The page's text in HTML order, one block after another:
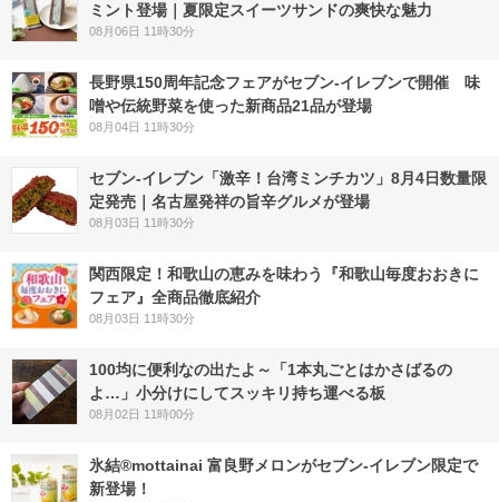
ミント登場｜夏限定スイーツサンドの爽快な魅力
08月06日 11時30分
長野県150周年記念フェアがセブン-イレブンで開催 味
噌や伝統野菜を使った新商品21品が登場
08月04日 11時30分
セブン-イレブン「激辛！台湾ミンチカツ」8月4日数量限
定発売｜名古屋発祥の旨辛グルメが登場
08月03日 11時30分
関西限定！和歌山の恵みを味わう『和歌山毎度おおきに
フェア』全商品徹底紹介
08月03日 11時30分
100均に便利なの出たよ～「1本丸ごとはかさばるの
よ…」小分けにしてスッキリ持ち運べる板
08月02日 11時00分
氷結®mottainai 富良野メロンがセブン‐イレブン限定で
新登場！